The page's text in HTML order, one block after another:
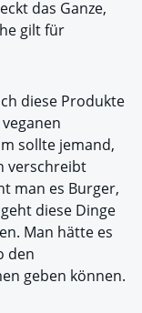
das Ganze,
gilt für
diese Produkte
sollte jemand,
verschreibt
man es Burger,
diese Dinge
Man hätte es
den
geben können.